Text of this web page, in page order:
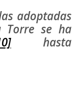
adoptadas
Torre se ha
hasta